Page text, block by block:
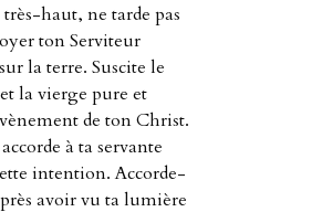
haut, ne tarde pas
ton Serviteur
la terre. Suscite le
la vierge pure et
de ton Christ.
à ta servante
intention. Accorde-
avoir vu ta lumière